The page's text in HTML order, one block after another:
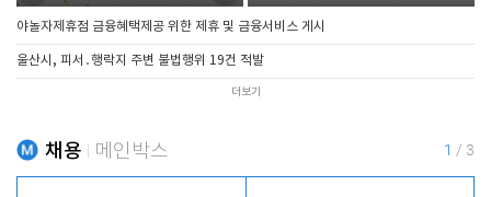
야놀자제휴점 금융혜택제공 위한 제휴 및 금융서비스 게시
울산시, 피서․행락지 주변 불법행위 19건 적발
더보기
채용 메인박스 1 / 3